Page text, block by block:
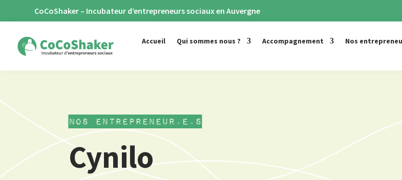
CoCoShaker – Incubateur d’entrepreneurs sociaux en Auvergne
Accueil Qui sommes nous ? Accompagnement Nos
nos entrepreneur.e.s
Cynilo